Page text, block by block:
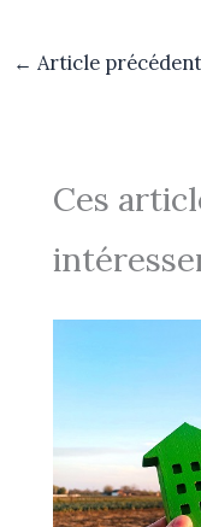
← Article précédent
Ces